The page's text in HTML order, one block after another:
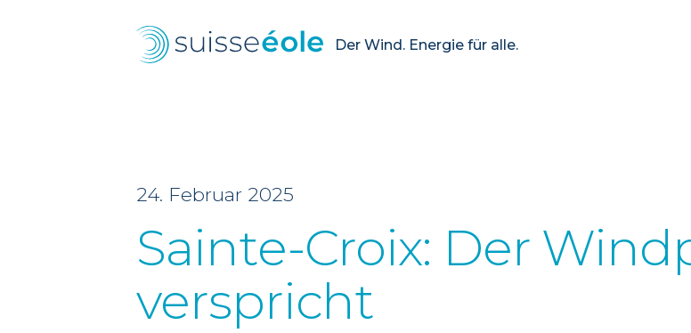
Der Wind. Energie für alle.
24. Februar 2025
Sainte-Croix: Der
verspricht